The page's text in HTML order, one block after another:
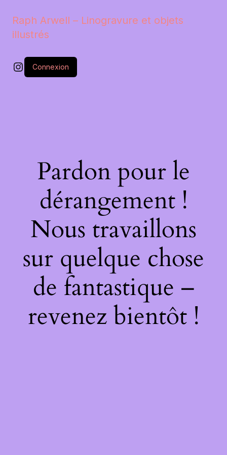
Raph Arwell – Linogravure et objets
illustrés
Instagram
Connexion
Pardon pour le
dérangement !
Nous travaillons
sur quelque chose
de fantastique –
revenez bientôt !